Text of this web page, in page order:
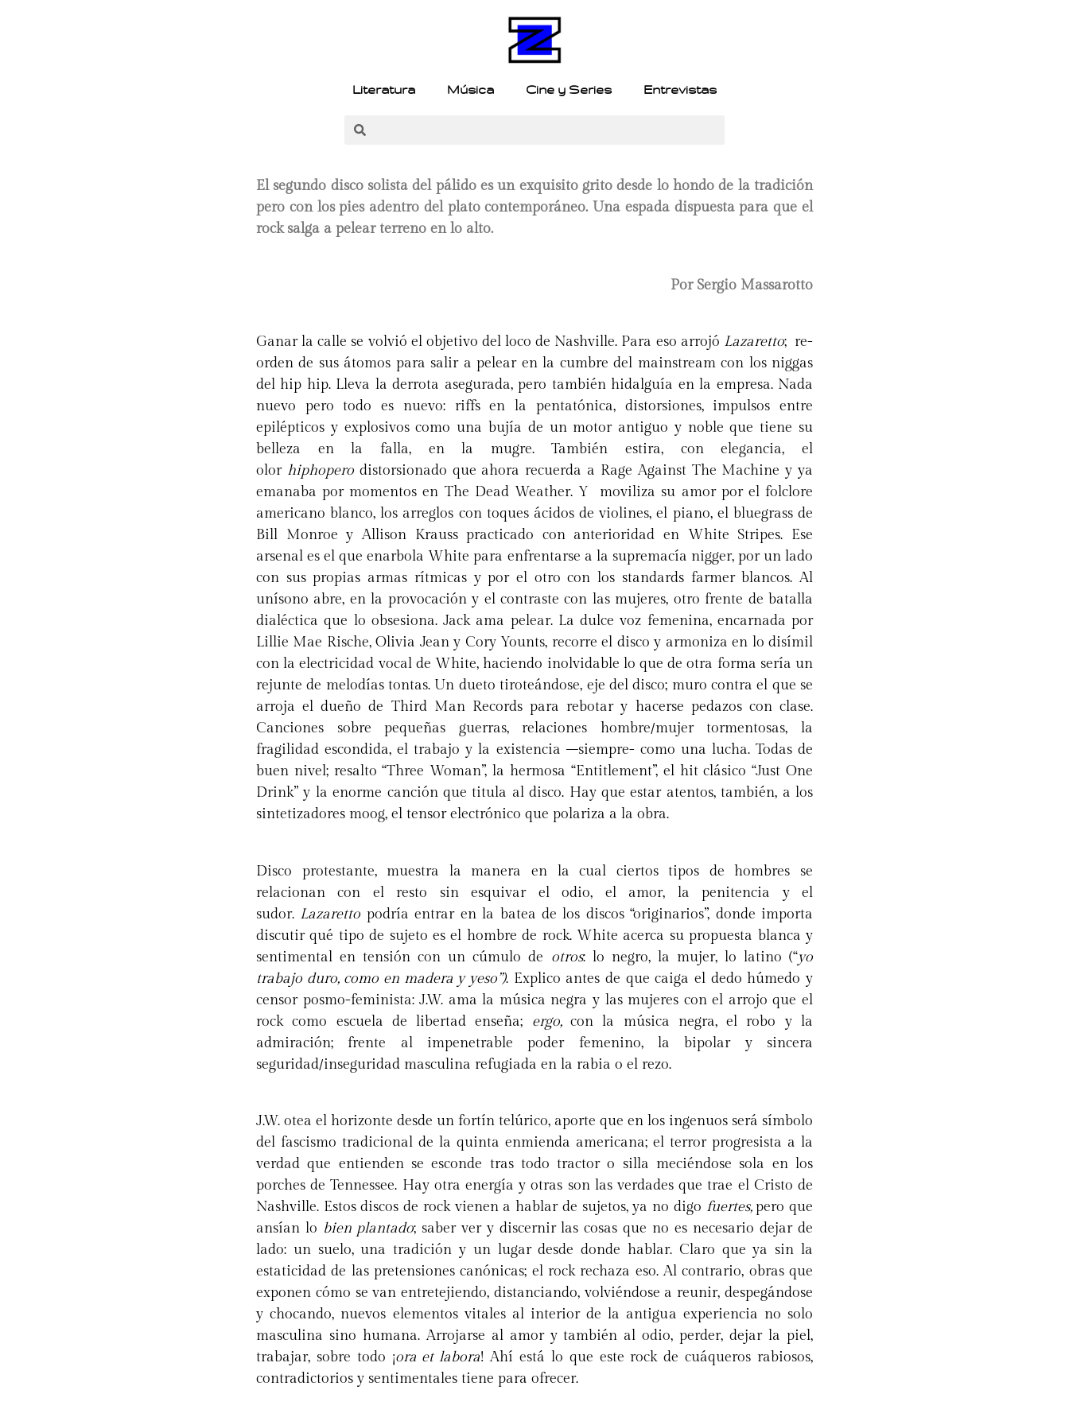
Literatura Música Cine y Series Entrevistas
El segundo disco solista del pálido es un exquisito grito desde lo hondo de la tradición
pero con los pies adentro del plato contemporáneo. Una espada dispuesta para que el
rock salga a pelear terreno en lo alto.
Por Sergio Massarotto
Ganar la calle se volvió el objetivo del loco de Nashville. Para eso arrojó Lazaretto; re-
orden de sus átomos para salir a pelear en la cumbre del mainstream con los niggas
del hip hip. Lleva la derrota asegurada, pero también hidalguía en la empresa. Nada
nuevo pero todo es nuevo: riffs en la pentatónica, distorsiones, impulsos entre
epilépticos y explosivos como una bujía de un motor antiguo y noble que tiene su
belleza en la falla, en la mugre. También estira, con elegancia, el
olor hiphoperodistorsionado que ahora recuerda a Rage Against The Machine y ya
emanaba por momentos en The Dead Weather. Y moviliza su amor por el folclore
americano blanco, los arreglos con toques ácidos de violines, el piano, el bluegrass de
Bill Monroe y Allison Krauss practicado con anterioridad en White Stripes. Ese
arsenal es el que enarbola White para enfrentarse a la supremacía nigger, por un lado
con sus propias armas rítmicas y por el otro con los standards farmer blancos. Al
unísono abre, en la provocación y el contraste con las mujeres, otro frente de batalla
dialéctica que lo obsesiona. Jack ama pelear. La dulce voz femenina, encarnada por
Lillie Mae Rische, Olivia Jean y Cory Younts, recorre el disco y armoniza en lo disímil
con la electricidad vocal de White, haciendo inolvidable lo que de otra forma sería un
rejunte de melodías tontas. Un dueto tiroteándose, eje del disco; muro contra el que se
arroja el dueño de Third Man Records para rebotar y hacerse pedazos con clase.
Canciones sobre pequeñas guerras, relaciones hombre/mujer tormentosas, la
fragilidad escondida, el trabajo y la existencia –siempre- como una lucha. Todas de
buen nivel; resalto “Three Woman”, la hermosa “Entitlement”, el hit clásico “Just One
Drink” y la enorme canción que titula al disco. Hay que estar atentos, también, a los
sintetizadores moog, el tensor electrónico que polariza a la obra.
Disco protestante, muestra la manera en la cual ciertos tipos de hombres se
relacionan con el resto sin esquivar el odio, el amor, la penitencia y el
sudor. Lazaretto podría entrar en la batea de los discos “originarios”, donde importa
discutir qué tipo de sujeto es el hombre de rock. White acerca su propuesta blanca y
sentimental en tensión con un cúmulo de otros: lo negro, la mujer, lo latino (“yo
trabajo duro, como en madera y yeso”). Explico antes de que caiga el dedo húmedo y
censor posmo-feminista: J.W. ama la música negra y las mujeres con el arrojo que el
rock como escuela de libertad enseña; ergo,con la música negra, el robo y la
admiración; frente al impenetrable poder femenino, la bipolar y sincera
seguridad/inseguridad masculina refugiada en la rabia o el rezo.
J.W. otea el horizonte desde un fortín telúrico, aporte que en los ingenuos será símbolo
del fascismo tradicional de la quinta enmienda americana; el terror progresista a la
verdad que entienden se esconde tras todo tractor o silla meciéndose sola en los
porches de Tennessee. Hay otra energía y otras son las verdades que trae el Cristo de
Nashville. Estos discos de rock vienen a hablar de sujetos, ya no digo fuertes,pero que
ansían lo bien plantado; saber ver y discernir las cosas que no es necesario dejar de
lado: un suelo, una tradición y un lugar desde donde hablar. Claro que ya sin la
estaticidad de las pretensiones canónicas; el rock rechaza eso. Al contrario, obras que
exponen cómo se van entretejiendo, distanciando, volviéndose a reunir, despegándose
y chocando, nuevos elementos vitales al interior de la antigua experiencia no solo
masculina sino humana. Arrojarse al amor y también al odio, perder, dejar la piel,
trabajar, sobre todo ¡ora et labora! Ahí está lo que este rock de cuáqueros rabiosos,
contradictorios y sentimentales tiene para ofrecer.